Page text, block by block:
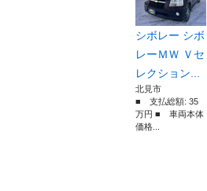
シボレー シボ
レーＭＷ Ｖセ
レクション...
北見市
■ 支払総額: 35
万円 ■ 車両本体
価格...